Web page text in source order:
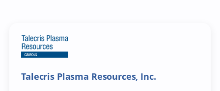
Talecris Plasma Resources, Inc.